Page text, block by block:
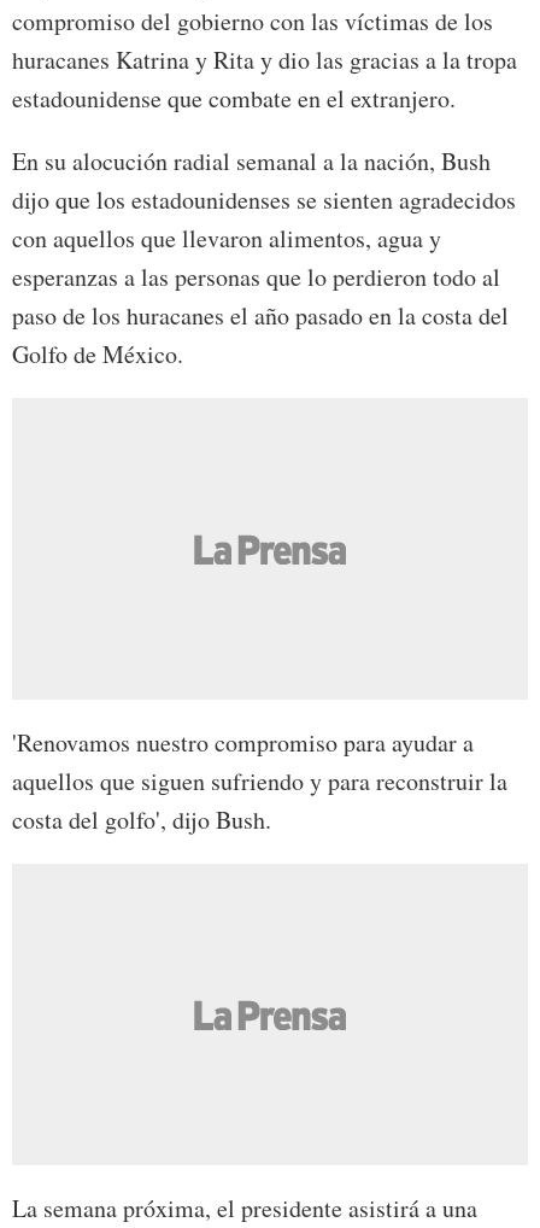
compromiso del gobierno con las víctimas de los
huracanes Katrina y Rita y dio las gracias a la tropa
estadounidense que combate en el extranjero.
En su alocución radial semanal a la nación, Bush
dijo que los estadounidenses se sienten agradecidos
con aquellos que llevaron alimentos, agua y
esperanzas a las personas que lo perdieron todo al
paso de los huracanes el año pasado en la costa del
Golfo de México.
'Renovamos nuestro compromiso para ayudar a
aquellos que siguen sufriendo y para reconstruir la
costa del golfo', dijo Bush.
La semana próxima, el presidente asistirá a una